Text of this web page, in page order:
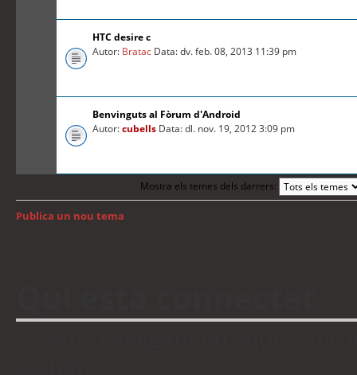
HTC desire c
Autor: Bratac Data: dv. feb. 08, 2013 11:39 pm
Benvinguts al Fòrum d'Android
Autor:cubells Data: dl. nov. 19, 2012 3:09 pm
Mostra els temes dels darrers:
Publica un nou tema